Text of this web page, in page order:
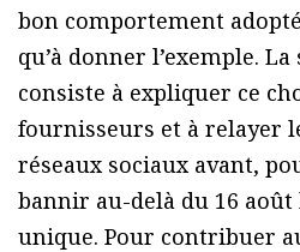
bon comportement
qu’à donner l’exemple. La
consiste à expliquer ce
fournisseurs et à relayer
réseaux sociaux avant,
bannir au-delà du 16 août
unique. Pour contribuer